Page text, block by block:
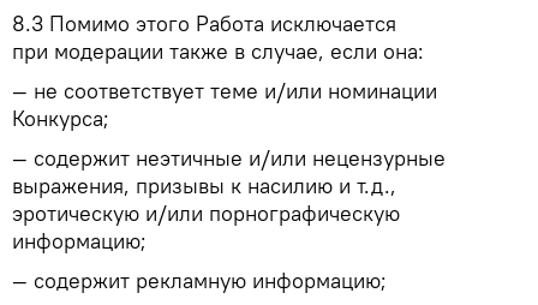
8.3 Помимо этого Работа исключается
при модерации также в случае, если она:
— не соответствует теме и/или номинации
Конкурса;
— содержит неэтичные и/или нецензурные
выражения, призывы к насилию и т.д.,
эротическую и/или порнографическую
информацию;
— содержит рекламную информацию;